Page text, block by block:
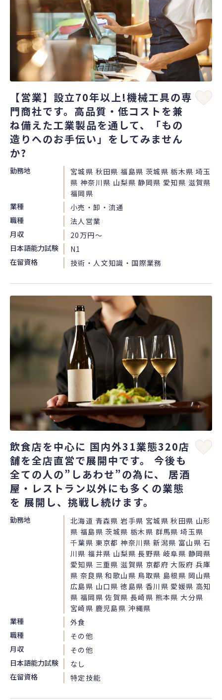
【営業】設立70年以上!機械工具の専
門商社です。高品質・低コストを兼
ね備えた工業製品を通して、「もの
造りへのお手伝い」をしてみません
か?
勤務地
宮城県 秋田県 福島県 茨城県 栃木県 埼玉
県 神奈川県 山梨県 静岡県 愛知県 滋賀県
福岡県
業種
小売・卸・流通
職種
法人営業
月収
20万円〜
日本語能力試験
N1
在留資格
技術・人文知識・国際業務
飲食店を中心に 国内外31業態320店
舗を全店直営で展開中です。 今後も
全ての人の”しあわせ”の為に、 居酒
屋・レストラン以外にも多くの業態
を 展開し、挑戦し続けます。
勤務地
北海道 青森県 岩手県 宮城県 秋田県 山形
県 福島県 茨城県 栃木県 群馬県 埼玉県
千葉県 東京都 神奈川県 新潟県 富山県 石
川県 福井県 山梨県 長野県 岐阜県 静岡県
愛知県 三重県 滋賀県 京都府 大阪府 兵庫
県 奈良県 和歌山県 鳥取県 島根県 岡山県
広島県 山口県 徳島県 香川県 愛媛県 高知
県 福岡県 佐賀県 長崎県 熊本県 大分県
宮崎県 鹿児島県 沖縄県
業種
外食
職種
その他
月収
その他
日本語能力試験
なし
在留資格
特定技能